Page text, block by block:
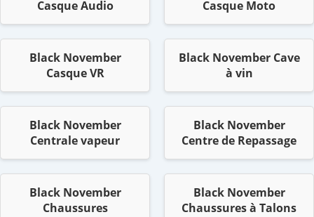
Casque Audio
Casque Moto
Black November
Casque VR
Black November Cave
à vin
Black November
Centrale vapeur
Black November
Centre de Repassage
Black November
Chaussures
Black November
Chaussures à Talons